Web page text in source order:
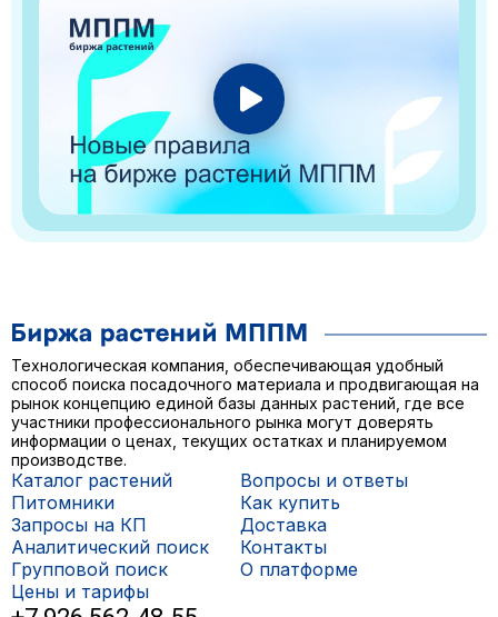
Технологическая компания, обеспечивающая удобный
способ поиска посадочного материала и продвигающая на
рынок концепцию единой базы данных растений, где все
участники профессионального рынка могут доверять
информации о ценах, текущих остатках и планируемом
производстве.
Каталог растений
Питомники
Запросы на КП
Аналитический поиск
Групповой поиск
Цены и тарифы
Вопросы и ответы
Как купить
Доставка
Контакты
О платформе